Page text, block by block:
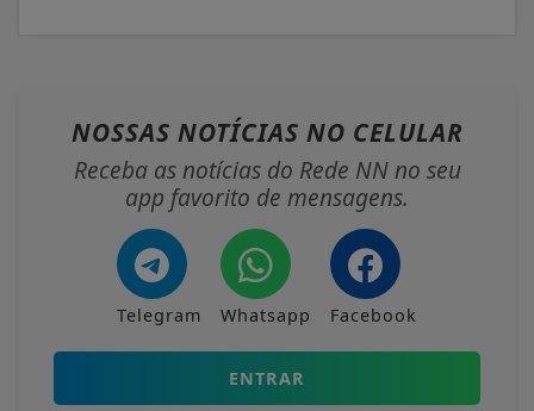
NOSSAS NOTÍCIAS NO CELULAR
Receba as notícias do Rede NN no seu
app favorito de mensagens.
Telegram Whatsapp Facebook
ENTRAR